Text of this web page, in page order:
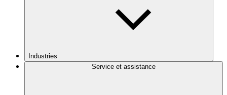
Industries
Service et assistance